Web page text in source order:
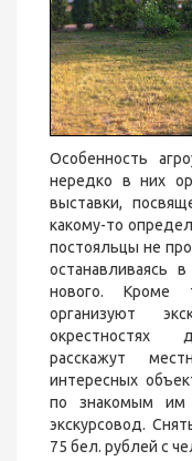
Особенность
нередко в них
выставки,
какому-то
постояльцы не
останавливаясь
нового. Кроме
организуют
окрестностях
расскажут
интересных
по знакомым
экскурсовод.
75 бел. рублей с